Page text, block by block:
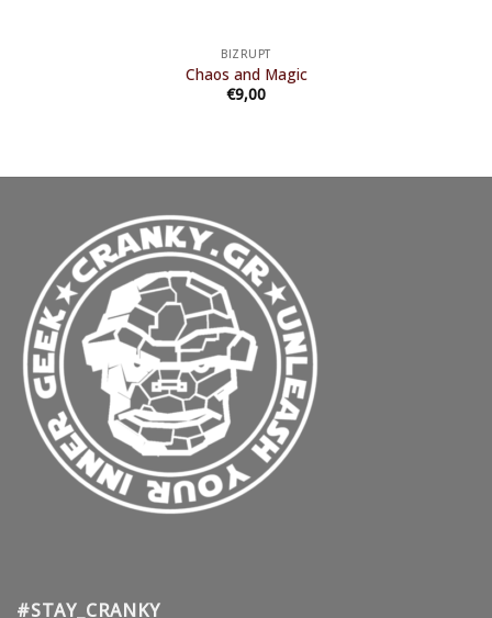
BIZRUPT
Chaos and Magic
€9,00
#STAY_CRANKY